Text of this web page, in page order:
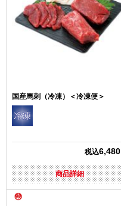
国産馬刺（冷凍）＜冷凍便＞
税込6,480
商品詳細